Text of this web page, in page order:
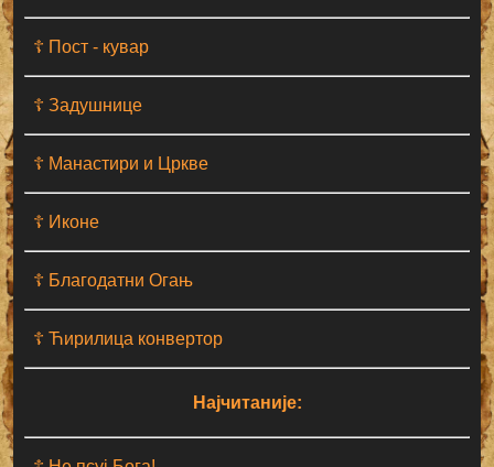
☦ Пост - кувар
☦ Задушнице
☦ Манастири и Цркве
☦ Иконе
☦ Благодатни Огањ
☦ Ћирилица конвертор
Најчитаније: